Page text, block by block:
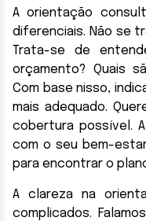
A orientação
diferenciais. Não se
Trata-se de
orçamento? Quais
Com base nisso,
mais adequado.
cobertura possível.
com o seu bem-
para encontrar o
A clareza na
complicados.